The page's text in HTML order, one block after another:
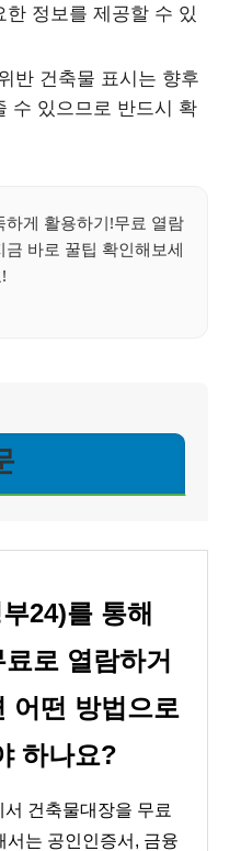
정보를 제공할 수 있
반 건축물 표시는 향후
수 있으므로 반드시 확
하게 활용하기!무료 열람
바로 꿀팁 확인해보세
24)를 통해
로 열람하거
어떤 방법으로
하나요?
건축물대장을 무료
서는 공인인증서, 금융